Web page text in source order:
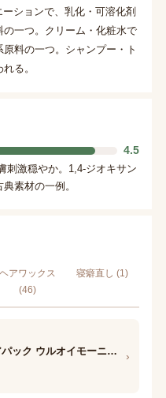
ションで、乳化・可溶化剤
一つ。クリーム・化粧水で
料の一つ。シャンプー・ト
る。
4.5
刺激穏やか。1,4-ジオキサン
素材の一例。
ヘアワックス
(46)
寝癖直し (1)
エフティ資生堂 水分ヘアパック ウルオイモーニングムース ›